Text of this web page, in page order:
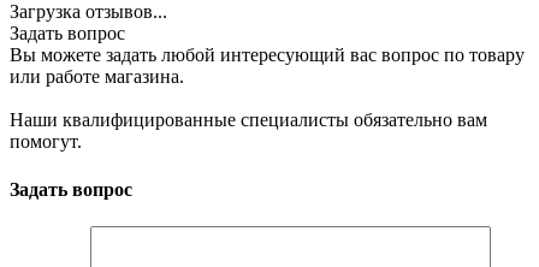
Загрузка отзывов...
Задать вопрос
Вы можете задать любой интересующий вас вопрос по товару
или работе магазина.
Наши квалифицированные специалисты обязательно вам
помогут.
Задать вопрос